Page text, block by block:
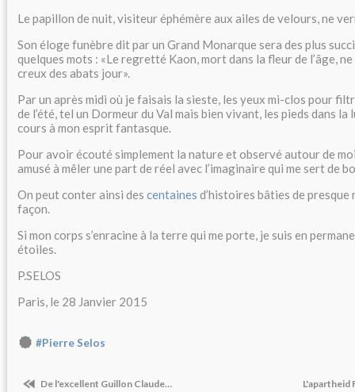
Le papillon de nuit, visiteur éphémère aux ailes de velours, ne
Son éloge funèbre dit par un Grand Monarque sera des plus
quelques mots : «Le regretté Kaon, mort dans la fleur de l’âge,
creux des abats jour».
Par un après midi où je faisais la sieste, les yeux mi-clos pour
de l’été, tel un Dormeur du Val mais bien vivant, les pieds dans la
cours à mon esprit fantasque.
Pour avoir écouté simplement la nature et observé autour de
amusé à mêler une part de réel avec l’imaginaire qui me sert de
On peut conter ainsi des centaines d’histoires bâties de
façon.
Si mon corps s’enracine à la terre qui me porte, je suis en
étoiles.
P.SELOS
Paris, le 28 Janvier 2015
#Pierre Selos
De l'excellent Guillon Claude… L'apartheid